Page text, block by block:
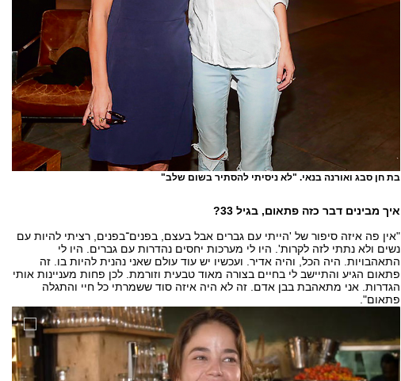
בת חן סבג ואורנה בנאי. "לא ניסיתי להסתיר בשום שלב"
איך מבינים דבר כזה פתאום, בגיל 33?
"אין פה איזה סיפור של 'הייתי עם גברים אבל בעצם, בפנים־בפנים, רציתי להיות עם
נשים ולא נתתי לזה לקרות'. היו לי מערכות יחסים נהדרות עם גברים. היו לי
התאהבויות. היה הכל, והיה אדיר. ועכשיו יש עוד עולם שאני נהנית להיות בו. זה
פתאום הגיע והתיישב לי בחיים בצורה מאוד טבעית וזורמת. לכן פחות מעניינות אותי
הגדרות. אני מתאהבת בבן אדם. זה לא היה איזה סוד ששמרתי כל חיי והתגלה
פתאום".